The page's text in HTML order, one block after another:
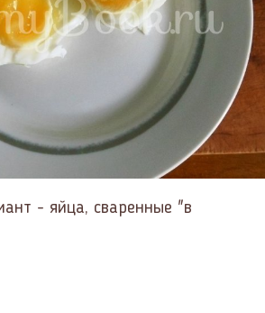
- яйца, сваренные "в